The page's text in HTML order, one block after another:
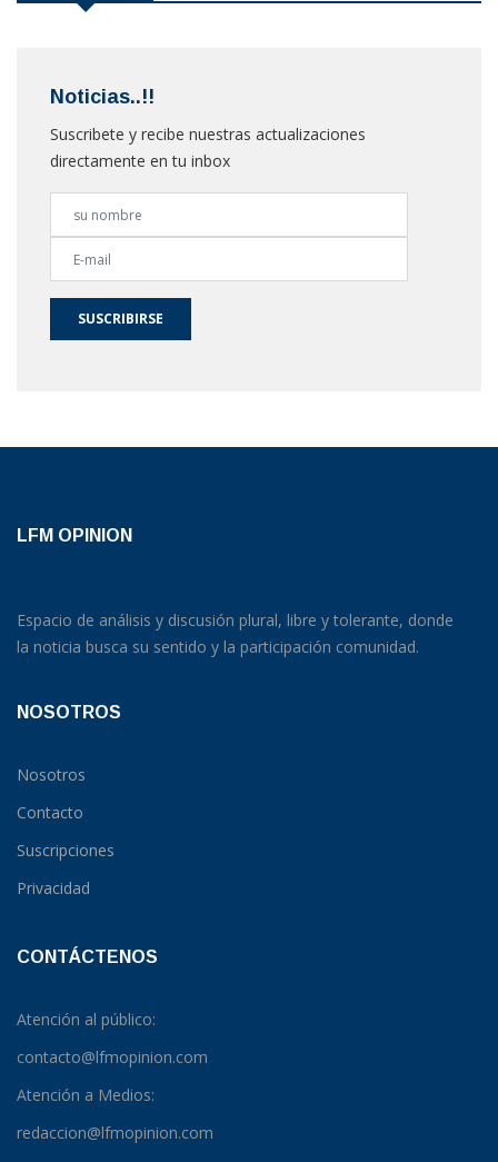
Noticias..!!
Suscribete y recibe nuestras actualizaciones
directamente en tu inbox
SUSCRIBIRSE
LFM OPINION
Espacio de análisis y discusión plural, libre y tolerante, donde
la noticia busca su sentido y la participación comunidad.
NOSOTROS
Nosotros
Contacto
Suscripciones
Privacidad
CONTÁCTENOS
Atención al público:
contacto@lfmopinion.com
Atención a Medios:
redaccion@lfmopinion.com